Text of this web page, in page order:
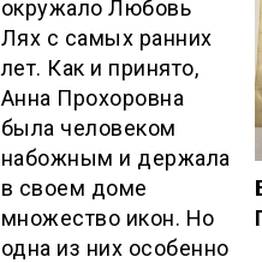
окружало Любовь
Лях с самых ранних
лет. Как и принято,
Анна Прохоровна
была человеком
набожным и держала
в своем доме
множество икон. Но
одна из них особенно